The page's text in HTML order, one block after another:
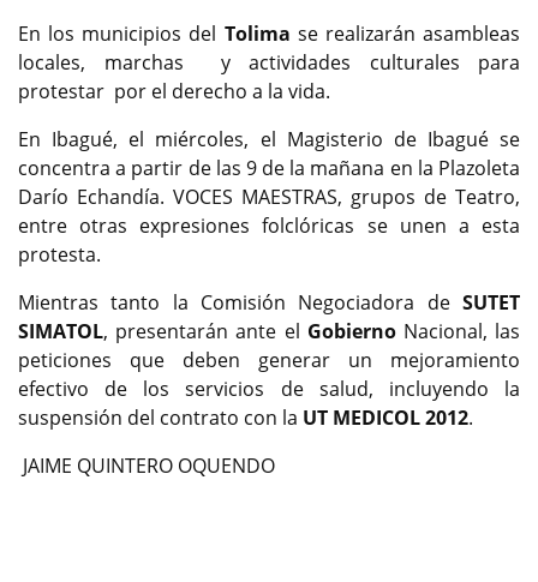
En los municipios del Tolima se realizarán asambleas
locales, marchas y actividades culturales para
protestar por el derecho a la vida.
En Ibagué, el miércoles, el Magisterio de Ibagué se
concentra a partir de las 9 de la mañana en la Plazoleta
Darío Echandía. VOCES MAESTRAS, grupos de Teatro,
entre otras expresiones folclóricas se unen a esta
protesta.
Mientras tanto la Comisión Negociadora de SUTET
SIMATOL, presentarán ante el GobiernoNacional, las
peticiones que deben generar un mejoramiento
efectivo de los servicios de salud, incluyendo la
suspensión del contrato con la UT MEDICOL 2012.
JAIME QUINTERO OQUENDO